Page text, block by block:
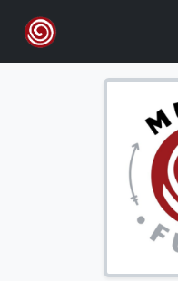
Skip to main content